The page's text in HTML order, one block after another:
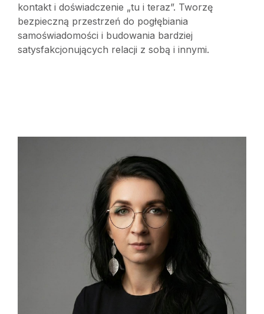
kontakt i doświadczenie „tu i teraz”. Tworzę
bezpieczną przestrzeń do pogłębiania
samoświadomości i budowania bardziej
satysfakcjonujących relacji z sobą i innymi.